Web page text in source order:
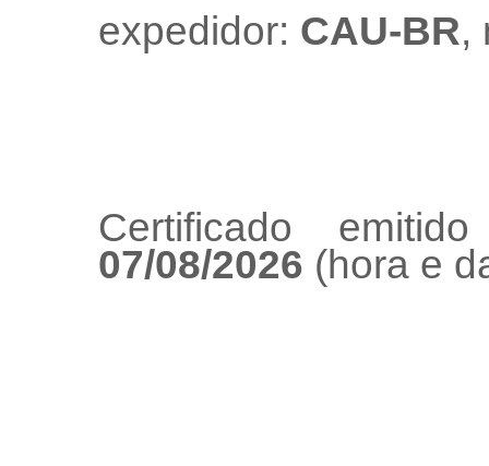
expedidor: CAU-BR,
Certificado
07/08/2026 (hora e